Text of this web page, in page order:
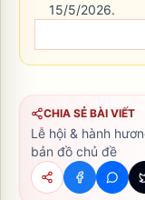
15/5/2026.
CHIA SẺ BÀI VIẾT
Lễ hội & hành
bản đồ chủ đề